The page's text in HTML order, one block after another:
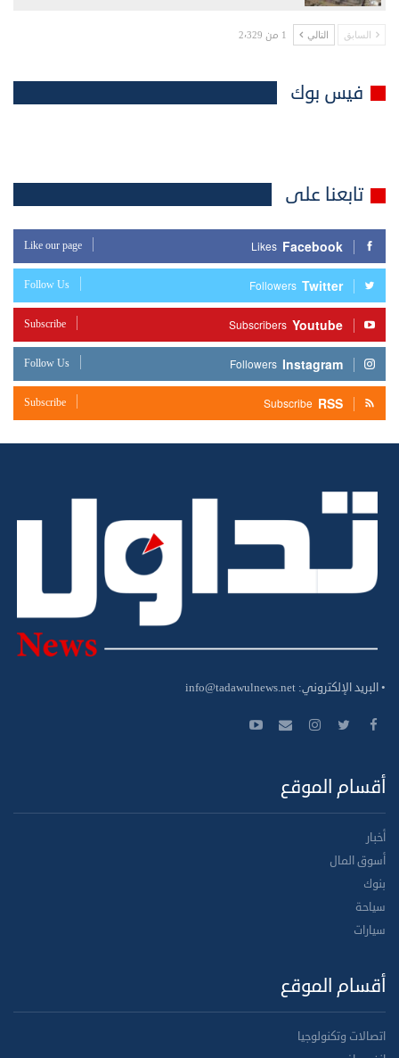
السابق التالي 1 من 2٬329
فيس بوك
تابعنا على
Facebook
Likes
Like our page
Twitter
Followers
Follow Us
Youtube
Subscribers
Subscribe
Instagram
Followers
Follow Us
RSS
Subscribe
Subscribe
• البريد الإلكتروني: info@tadawulnews.net
أقسام الموقع
أخبار
أسوق المال
بنوك
سياحة
سيارات
أقسام الموقع
اتصالات وتكنولوجيا